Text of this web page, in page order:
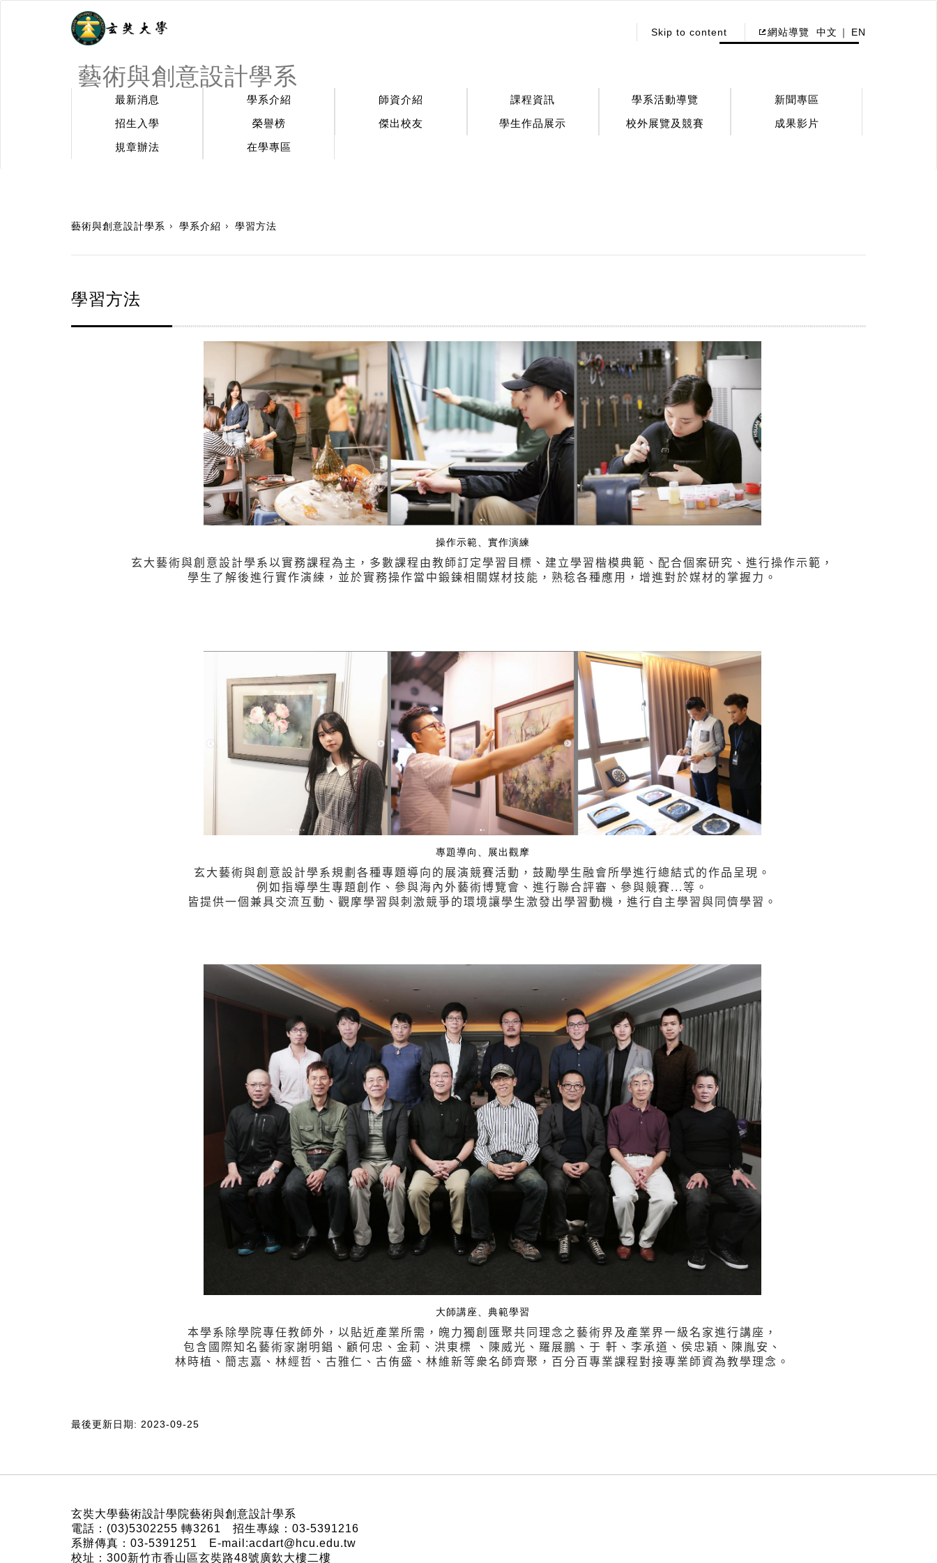
藝術與創意設計學系
Skip to content 網站導覽 中文 EN
最新消息 學系介紹 師資介紹 課程資訊 學系活動導覽
新聞專區
招生入學
榮譽榜 傑出校友 學生作品展示 校外展覽及競賽
成果影片
規章辦法
在學專區
藝術與創意設計學系 學系介紹 學習方法
學習方法
操作示範、實作演練
玄大藝術與創意設計學系以實務課程為主，多數課程由教師訂定學習目標、建立學習楷模典範、配合個案研究、進行操作示範，
學生了解後進行實作演練，並於實務操作當中鍛鍊相關媒材技能，熟稔各種應用，增進對於媒材的掌握力。
專題導向、展出觀摩
玄大藝術與創意設計學系規劃各種專題導向的展演競賽活動，鼓勵學生融會所學進行總結式的作品呈現。
例如指導學生專題創作、參與海內外藝術博覽會、進行聯合評審、參與競賽...等。
皆提供一個兼具交流互動、觀摩學習與刺激競爭的環境讓學生激發出學習動機，進行自主學習與同儕學習。
大師講座、典範學習
本學系除學院專任教師外，以貼近產業所需，魄力獨創匯聚共同理念之藝術界及產業界一級名家進行講座，
包含國際知名藝術家謝明錩、顧何忠、金莉、洪東標 、陳威光、羅展鵬、于 軒、李承道、侯忠穎、陳胤安、
林時植、簡志嘉、林經哲、古雅仁、古侑盛、林維新等衆名師齊聚，百分百專業課程對接專業師資為教學理念。
最後更新日期: 2023-09-25
玄奘大學藝術設計學院藝術與創意設計學系
電話：(03)5302255 轉3261 招生專線：03-5391216
系辦傳真：03-5391251 E-mail:acdart@hcu.edu.tw
校址：300新竹市香山區玄奘路48號廣欽大樓二樓